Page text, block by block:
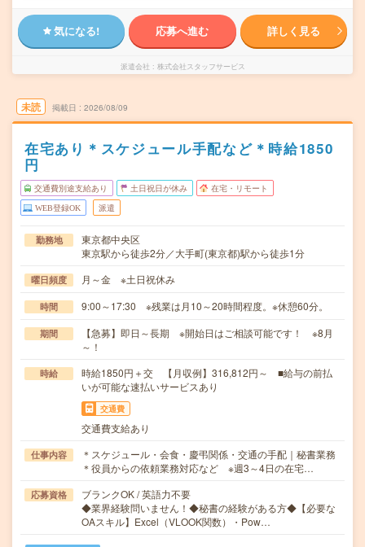
気になる! 応募へ進む 詳しく見る
派遣会社 株式会社スタッフサービス
未読 掲載日 2026/08/09
在宅あり＊スケジュール手配など＊時給1850
円
交通費別途支給あり 土日祝日が休み 在宅・リモート
WEB登録OK 派遣
勤務地
東京都中央区
東京駅から徒歩2分／大手町(東京都)駅から徒歩1分
曜日頻度 月～金 ※土日祝休み
時間 9:00～17:30 ※残業は月10～20時間程度。※休憩60分。
期間
【急募】即日～長期 ※開始日はご相談可能です！ ※8月
～！
時給
時給1850円＋交 【月収例】316,812円～ ■給与の前払
いが可能な速払いサービスあり
交通費
交通費支給あり
仕事内容
＊スケジュール・会食・慶弔関係・交通の手配｜秘書業務
＊役員からの依頼業務対応など ※週3～4日の在宅…
応募資格
ブランクOK / 英語力不要
◆業界経験問いません！◆秘書の経験がある方◆【必要な
OAスキル】Excel（VLOOK関数）・Pow…